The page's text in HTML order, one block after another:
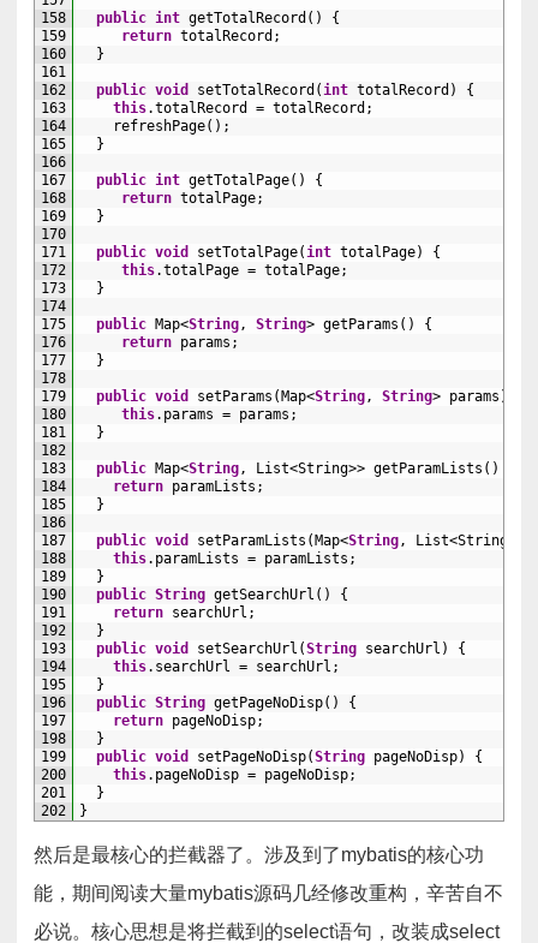
158
159
160
161
162
163
164
165
166
167
168
169
170
171
172
173
174
175
176
177
178
179
180
181
182
183
184
185
186
187
188
189
190
191
192
193
194
195
196
197
198
199
200
201
202
public int getTotalRecord ( )
{
return totalRecord ;
}
public void setTotalRecord (int totalRecord )
{
this.totalRecord = totalRecord ;
refreshPage( ) ;
}
public int getTotalPage( )
{
return totalPage;
}
public void setTotalPage(int totalPage)
{
this.totalPage = totalPage;
}
public Map<String, String> getParams ( )
{
return params ;
}
public void setParams ( Map<String, String> params )
this. params = params ;
}
public Map<String, List<String>> getParamLists ( )
return paramLists ;
}
public void setParamLists ( Map<String, List<String>
this. paramLists = paramLists ;
}
public String getSearchUrl ( )
{
return searchUrl ;
}
public void setSearchUrl (String searchUrl )
{
this. searchUrl = searchUrl ;
}
public String getPageNoDisp( )
{
return pageNoDisp;
}
public void setPageNoDisp(String pageNoDisp)
{
this. pageNoDisp = pageNoDisp;
}
}
然后是最核心的拦截器了。涉及到了mybatis的核心功
能，期间阅读大量mybatis源码几经修改重构，辛苦自不
必说。核心思想是将拦截到的select语句，改装成select